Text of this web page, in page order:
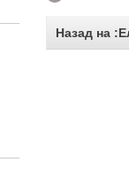
Назад на